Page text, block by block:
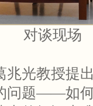
对谈现场
兆光教授提
问题——如